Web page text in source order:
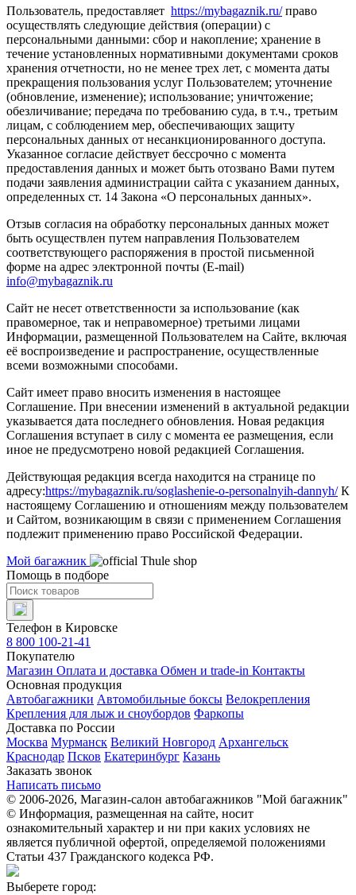
Пользователь, предоставляет https://mybagaznik.ru/право
осуществлять следующие действия (операции) с
персональными данными: сбор и накопление; хранение в
течение установленных нормативными документами сроков
хранения отчетности, но не менее трех лет, с момента даты
прекращения пользования услуг Пользователем; уточнение
(обновление, изменение); использование; уничтожение;
обезличивание; передача по требованию суда, в т.ч., третьим
лицам, с соблюдением мер, обеспечивающих защиту
персональных данных от несанкционированного доступа.
Указанное согласие действует бессрочно с момента
предоставления данных и может быть отозвано Вами путем
подачи заявления администрации сайта с указанием данных,
определенных ст. 14 Закона «О персональных данных».
Отзыв согласия на обработку персональных данных может
быть осуществлен путем направления Пользователем
соответствующего распоряжения в простой письменной
форме на адрес электронной почты (E-mail)
info@mybagaznik.ru
Сайт не несет ответственности за использование (как
правомерное, так и неправомерное) третьими лицами
Информации, размещенной Пользователем на Сайте, включая
её воспроизведение и распространение, осуществленные
всеми возможными способами.
Сайт имеет право вносить изменения в настоящее
Соглашение. При внесении изменений в актуальной редакции
указывается дата последнего обновления. Новая редакция
Соглашения вступает в силу с момента ее размещения, если
иное не предусмотрено новой редакцией Соглашения.
Действующая редакция всегда находится на странице по
адресу:https://mybagaznik.ru/soglashenie-o-personalnyih-dannyh/К
настоящему Соглашению и отношениям между пользователем
и Сайтом, возникающим в связи с применением Соглашения
подлежит применению право Российской Федерации.
Мой багажник
Помощь в подборе
Телефон в Кировске
8 800 100-21-41
Покупателю
Магазин Оплата и доставка Обмен и trade-in Контакты
Основная продукция
Автобагажники Автомобильные боксы Велокрепления
Крепления для лыж и сноубордов Фаркопы
Доставка по России
Москва Мурманск Великий Новгород Архангельск
Краснодар Псков Екатеринбург Казань
Заказать звонок
Написать письмо
© 2006-2026, Магазин-салон автобагажников "Мой багажник"
© Информация, размещенная на сайте, носит
ознакомительный характер и ни при каких условиях не
является публичной офертой, определяемой положениями
Статьи 437 Гражданского кодекса РФ.
Выберете город: